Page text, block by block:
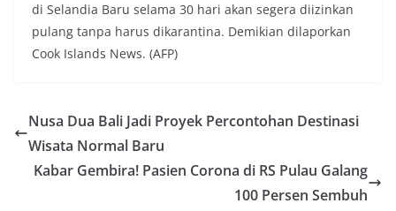
di Selandia Baru selama 30 hari akan segera diizinkan
pulang tanpa harus dikarantina. Demikian dilaporkan
Cook Islands News. (AFP)
Nusa Dua Bali Jadi Proyek Percontohan Destinasi
Wisata Normal Baru
Kabar Gembira! Pasien Corona di RS Pulau Galang
100 Persen Sembuh